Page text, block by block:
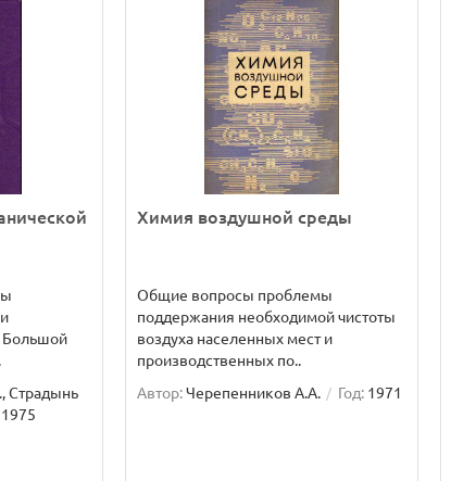
Большой
Страдынь
1975
Химия воздушной среды
Общие вопросы проблемы
поддержания необходимой чистоты
воздуха населенных мест и
производственных по..
Автор:Черепенников А.А. Год: 1971